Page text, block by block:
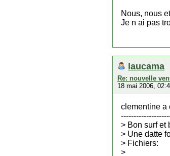
Nous, nous
Je n ai pas
laucama
Re: nouvelle
18 mai 2006,
clementine a
> Bon surf et
> Une datte
> Fichiers:
>